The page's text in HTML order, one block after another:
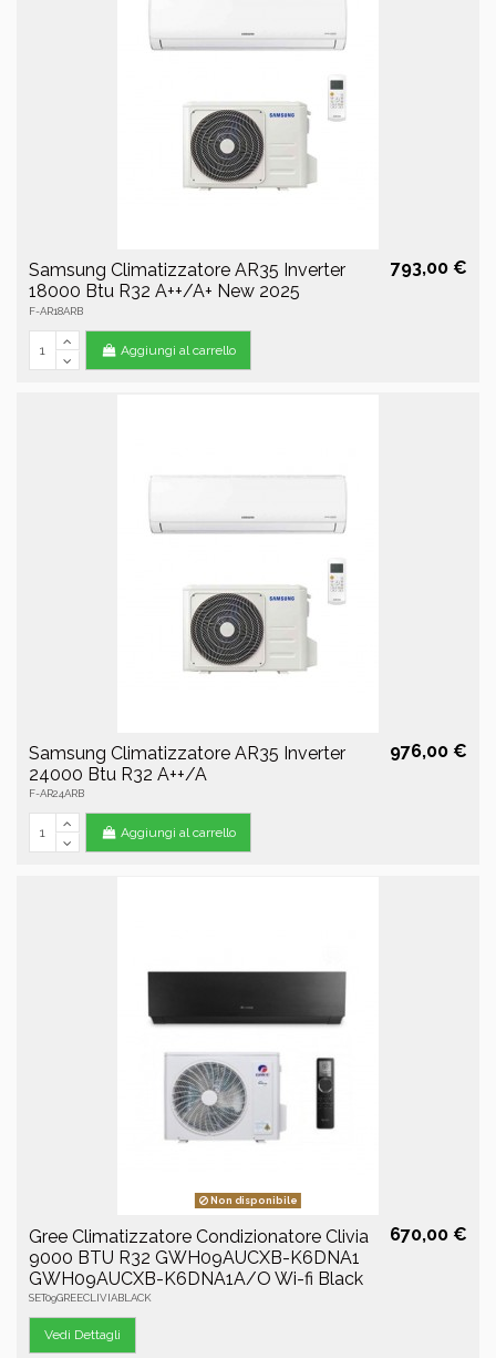
Samsung Climatizzatore AR35 Inverter
18000 Btu R32 A++/A+ New 2025
F-AR18ARB
793,00 €
Aggiungi al carrello
Samsung Climatizzatore AR35 Inverter
24000 Btu R32 A++/A
F-AR24ARB
976,00 €
Aggiungi al carrello
Non disponibile
Gree Climatizzatore Condizionatore Clivia
9000 BTU R32 GWH09AUCXB-K6DNA1
GWH09AUCXB-K6DNA1A/O Wi-fi Black
SET09GREECLIVIABLACK
670,00 €
Vedi Dettagli